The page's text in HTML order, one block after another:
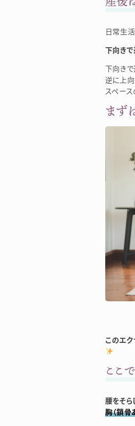
日常生
下向きで
下向き
逆に上
スペース
まず
このエ
ここ
腰をそら
胸（鎖骨